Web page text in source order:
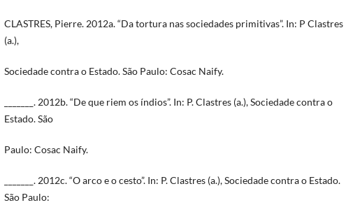
CLASTRES, Pierre. 2012a. “Da tortura nas sociedades primitivas”. In: P Clastres
(a.),
Sociedade contra o Estado. São Paulo: Cosac Naify.
_______. 2012b. “De que riem os índios”. In: P. Clastres (a.), Sociedade contra o
Estado. São
Paulo: Cosac Naify.
_______. 2012c. “O arco e o cesto”. In: P. Clastres (a.), Sociedade contra o Estado.
São Paulo: